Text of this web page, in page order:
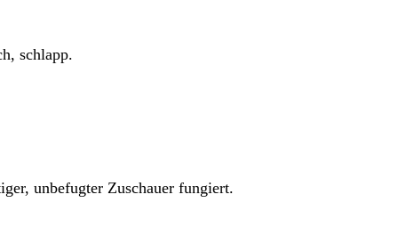
schlapp.
unbe­fug­ter Zuschau­er fungiert.